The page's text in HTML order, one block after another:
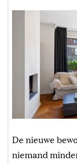
De nieuwe
niemand